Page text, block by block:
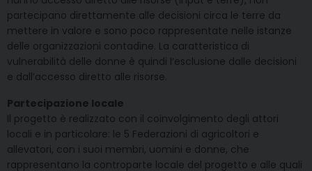
partecipano direttamente alle decisioni circa le terre da
mettere in valore e sono poco rappresentate nelle istanze
delle organizzazioni contadine. La caratteristica di
vulnerabilità delle donne è quindi l’esclusione dalle decisioni
e dall’accesso diretto alle risorse.
Partecipazione locale
Il progetto è realizzato con il coinvolgimento degli attori
locali e in particolare: le 5 Federazioni di agricoltori e
allevatori, con i suoi membri, uomini e donne, che
rappresentano la controparte locale del progetto e alle quali